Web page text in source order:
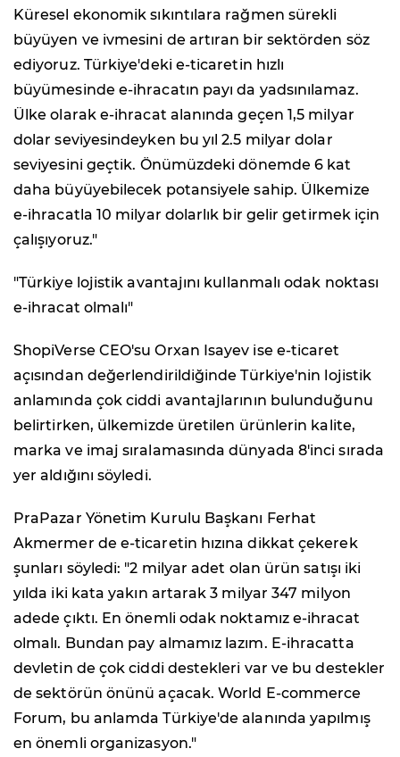
Küresel ekonomik sıkıntılara rağmen sürekli
büyüyen ve ivmesini de artıran bir sektörden söz
ediyoruz. Türkiye'deki e-ticaretin hızlı
büyümesinde e-ihracatın payı da yadsınılamaz.
Ülke olarak e-ihracat alanında geçen 1,5 milyar
dolar seviyesindeyken bu yıl 2.5 milyar dolar
seviyesini geçtik. Önümüzdeki dönemde 6 kat
daha büyüyebilecek potansiyele sahip. Ülkemize
e-ihracatla 10 milyar dolarlık bir gelir getirmek için
çalışıyoruz."
"Türkiye lojistik avantajını kullanmalı odak noktası
e-ihracat olmalı"
ShopiVerse CEO'su Orxan Isayev ise e-ticaret
açısından değerlendirildiğinde Türkiye'nin lojistik
anlamında çok ciddi avantajlarının bulunduğunu
belirtirken, ülkemizde üretilen ürünlerin kalite,
marka ve imaj sıralamasında dünyada 8'inci sırada
yer aldığını söyledi.
PraPazar Yönetim Kurulu Başkanı Ferhat
Akmermer de e-ticaretin hızına dikkat çekerek
şunları söyledi: "2 milyar adet olan ürün satışı iki
yılda iki kata yakın artarak 3 milyar 347 milyon
adede çıktı. En önemli odak noktamız e-ihracat
olmalı. Bundan pay almamız lazım. E-ihracatta
devletin de çok ciddi destekleri var ve bu destekler
de sektörün önünü açacak. World E-commerce
Forum, bu anlamda Türkiye'de alanında yapılmış
en önemli organizasyon."